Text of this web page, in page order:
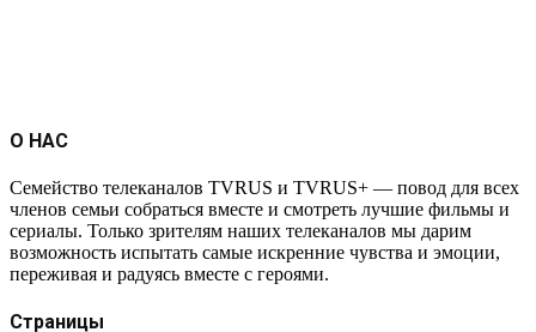
О НАС
Семейство телеканалов TVRUS и TVRUS+ — повод для всех
членов семьи собраться вместе и смотреть лучшие фильмы и
сериалы. Только зрителям наших телеканалов мы дарим
возможность испытать самые искренние чувства и эмоции,
переживая и радуясь вместе с героями.
Страницы